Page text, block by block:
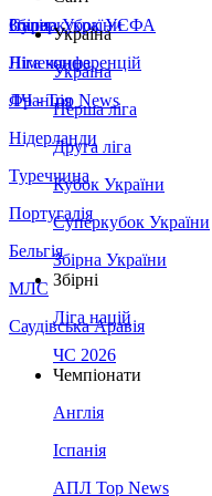
Збірна України
Італія
Німеччина
Франція
Нідерланди
Туреччина
Португалія
Бельгія
МЛС
Саудівська Аравія
Суперкубок УЄФА
Ліга конференцій
ЛЧ - Top News
Україна
Україна
Перша ліга
Друга ліга
Кубок України
Суперкубок України
Збірна України
Збірні
Ліга націй
ЧС 2026
Чемпіонати
Англія
Іспанія
АПЛ Top News